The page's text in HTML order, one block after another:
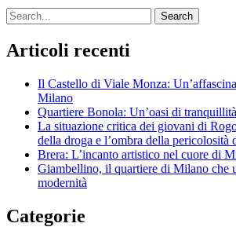
Search
Articoli recenti
Il Castello di Viale Monza:
Milano
Quartiere Bonola: Un’oasi di
La situazione critica dei giovani di
della droga e l’ombra della pericolosità
Brera: L’incanto artistico nel cuore di
Giambellino, il quartiere di Milano che
modernità
Categorie